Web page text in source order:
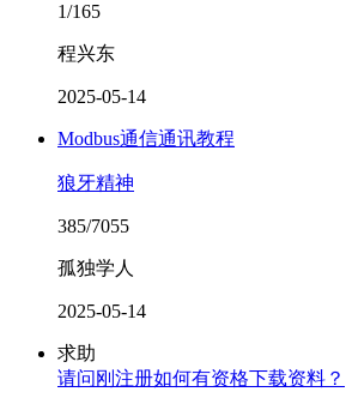
1/165
程兴东
2025-05-14
Modbus通信通讯教程
狼牙精神
385/7055
孤独学人
2025-05-14
求助
请问刚注册如何有资格下载资料？